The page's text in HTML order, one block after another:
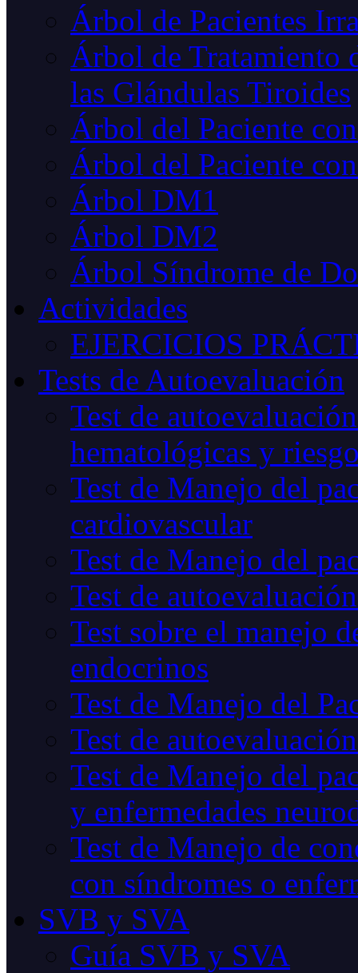
Árbol de Pacientes
Árbol de Tratamiento
las Glándulas Tiroides
Árbol del Paciente
Árbol del Paciente
Árbol DM1
Árbol DM2
Árbol Síndrome de
Actividades
EJERCICIOS
Tests de Autoevaluación
Test de
hematológicas y
Test de Manejo del
cardiovascular
Test de Manejo del
Test de
Test sobre el manejo
endocrinos
Test de Manejo del
Test de
Test de Manejo del
y enfermedades
Test de Manejo de
con síndromes o
SVB y SVA
Guía SVB y SVA